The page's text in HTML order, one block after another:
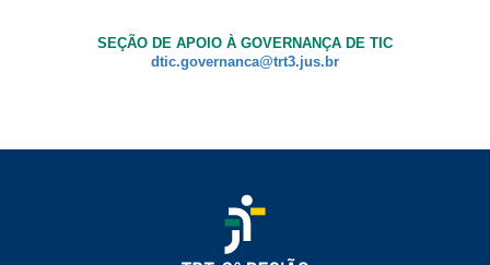
SEÇÃO DE APOIO À GOVERNANÇA DE TIC
dtic.governanca@trt3.jus.br